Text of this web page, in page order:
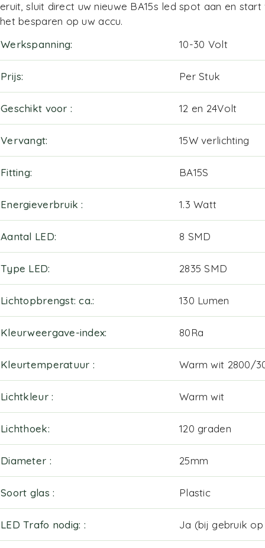
eruit, sluit direct uw nieuwe BA15s led spot aan en
het besparen op uw accu.
Werkspanning
10-30 Volt
Prijs Per Stuk
Geschikt voor 12 en 24Volt
Vervangt 15W verlichting
Fitting BA15S
Energieverbruik 1.3 Watt
Aantal LED 8 SMD
Type LED 2835 SMD
Lichtopbrengst: ca. 130 Lumen
Kleurweergave-index 80Ra
Kleurtemperatuur Warm wit 2800/
Lichtkleur Warm wit
Lichthoek 120 graden
Diameter 25mm
Soort glas Plastic
LED Trafo nodig: Ja (bij gebruik